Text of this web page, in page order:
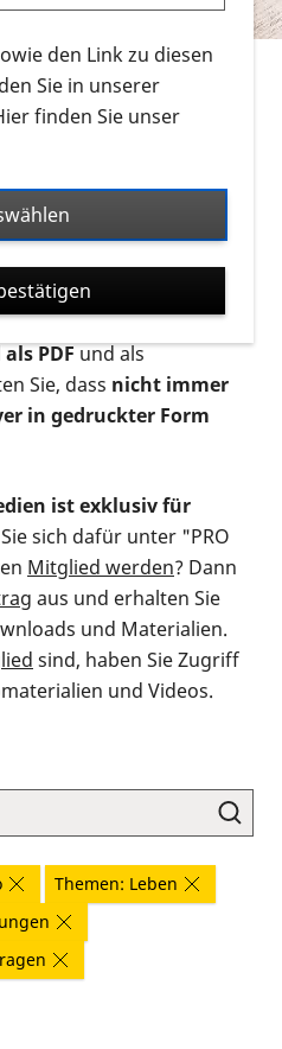
dieErklärvideos zum
PRO RETINA-Website
Menschen an.
sämtliches Infomaterial
um ausschließlich
Audios oder Videos zu
und Broschüren werden in
angeboten: zur
als gedruckte Variante
PDFund als
Sie, dass nicht immer
in gedruckter Form
ist exklusiv für
sich dafür unter "PRO
Mitglied werden? Dann
aus und erhalten Sie
und Materialien.
sind, haben Sie Zugriff
und Videos.
Themen: Leben
den Link zu diesen
Sie in unserer
finden Sie unser